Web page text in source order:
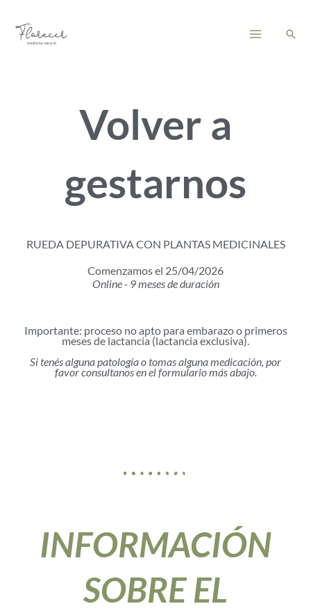
contenido
Menu
Volver a
gestarnos
RUEDA DEPURATIVA CON PLANTAS MEDICINALES
Comenzamos el 25/04/2026
Online - 9 meses de duración
Importante: proceso no apto para embarazo o primeros
meses de lactancia (lactancia exclusiva).
Si tenés alguna patología o tomas alguna medicación, por
favor consultanos en el formulario más abajo.
INFORMACIÓN
SOBRE EL